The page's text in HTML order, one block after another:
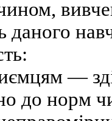
даного
—
до норм